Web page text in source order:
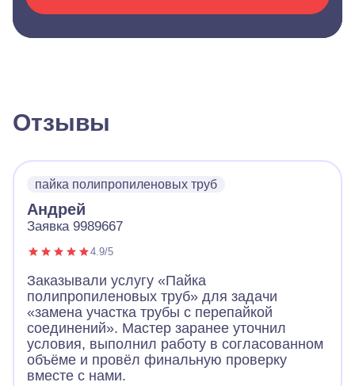
Отзывы
пайка полипропиленовых труб
Андрей
Заявка 9989667
4.9/5
Заказывали услугу «Пайка
полипропиленовых труб» для задачи
«замена участка трубы с перепайкой
соединений». Мастер заранее уточнил
условия, выполнил работу в согласованном
объёме и провёл финальную проверку
вместе с нами.